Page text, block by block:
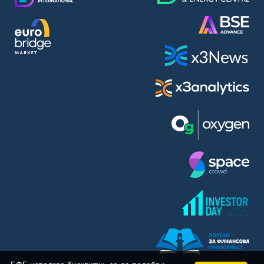
BASF SE (BAS)
Bayer AG (BAYN)
Bayerische Motoren Werke AG (BMW)
BE Semiconductor Industries N.V. (BSI)
Capital One Financial Corp. (CFX)